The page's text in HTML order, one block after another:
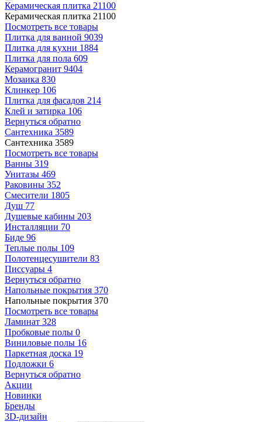
Керамическая плитка 21100
Керамическая плитка 21100
Посмотреть все товары
Плитка для ванной 9039
Плитка для кухни 1884
Плитка для пола 609
Керамогранит 9404
Мозаика 830
Клинкер 106
Плитка для фасадов 214
Клей и затирка 106
Вернуться обратно
Сантехника 3589
Сантехника 3589
Посмотреть все товары
Ванны 319
Унитазы 469
Раковины 352
Смесители 1805
Душ 77
Душевые кабины 203
Инсталляции 70
Биде 96
Теплые полы 109
Полотенцесушители 83
Писсуары 4
Вернуться обратно
Напольные покрытия 370
Напольные покрытия 370
Посмотреть все товары
Ламинат 328
Пробковые полы 0
Виниловые полы 16
Паркетная доска 19
Подложки 6
Вернуться обратно
Акции
Новинки
Бренды
3D-дизайн